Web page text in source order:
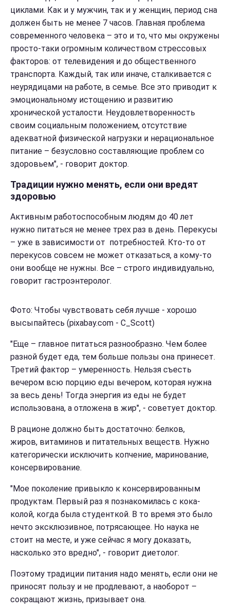
циклами. Как и у мужчин, так и у женщин, период сна
должен быть не менее 7 часов. Главная проблема
современного человека – это и то, что мы окружены
просто-таки огромным количеством стрессовых
факторов: от телевидения и до общественного
транспорта. Каждый, так или иначе, сталкивается с
неурядицами на работе, в семье. Все это приводит к
эмоциональному истощению и развитию
хронической усталости. Неудовлетворенность
своим социальным положением, отсутствие
адекватной физической нагрузки и нерациональное
питание – безусловно составляющие проблем со
здоровьем", - говорит доктор.
Традиции нужно менять, если они вредят
здоровью
Активным работоспособным людям до 40 лет
нужно питаться не менее трех раз в день. Перекусы
– уже в зависимости от потребностей. Кто-то от
перекусов совсем не может отказаться, а кому-то
они вообще не нужны. Все – строго индивидуально,
говорит гастроэнтеролог.
Фото: Чтобы чувствовать себя лучше - хорошо
высыпайтесь (pixabay.com - С_Scott)
"Еще – главное питаться разнообразно. Чем более
разной будет еда, тем больше пользы она принесет.
Третий фактор – умеренность. Нельзя съесть
вечером всю порцию еды вечером, которая нужна
за весь день! Тогда энергия из еды не будет
использована, а отложена в жир", - советует доктор.
В рационе должно быть достаточно: белков,
жиров, витаминов и питательных веществ. Нужно
категорически исключить копчение, маринование,
консервирование.
"Мое поколение привыкло к консервированным
продуктам. Первый раз я познакомилась с кока-
колой, когда была студенткой. В то время это было
нечто эксклюзивное, потрясающее. Но наука не
стоит на месте, и уже сейчас я могу доказать,
насколько это вредно", - говорит диетолог.
Поэтому традиции питания надо менять, если они не
приносят пользу и не продлевают, а наоборот –
сокращают жизнь, призывает она.